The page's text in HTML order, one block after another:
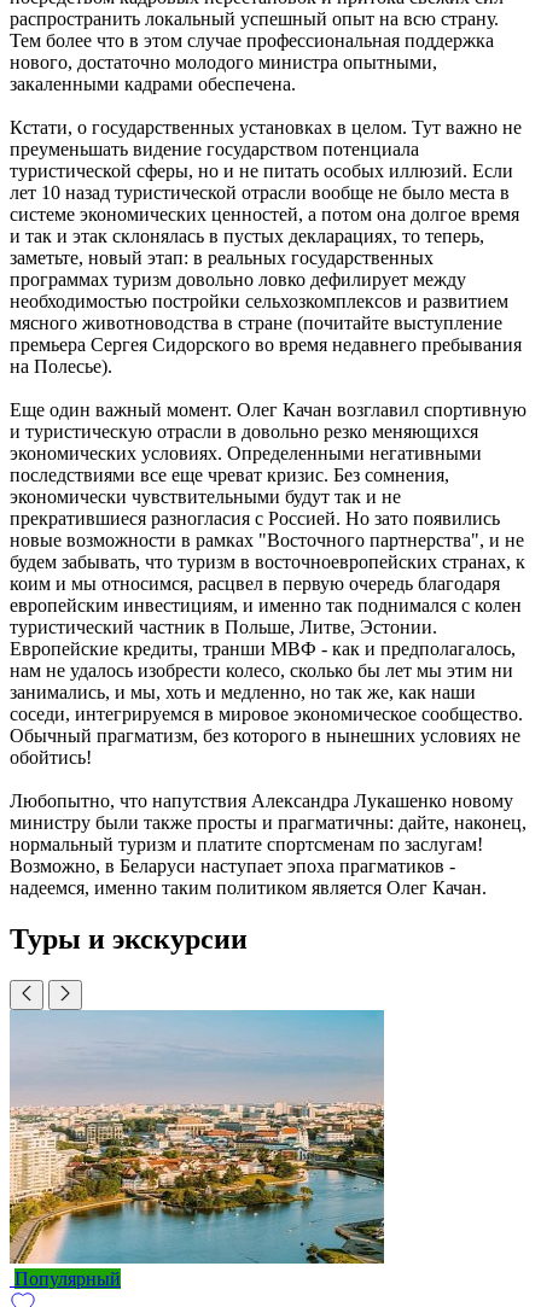
распространить локальный успешный опыт на всю страну.
Тем более что в этом случае профессиональная поддержка
нового, достаточно молодого министра опытными,
закаленными кадрами обеспечена.
Кстати, о государственных установках в целом. Тут важно не
преуменьшать видение государством потенциала
туристической сферы, но и не питать особых иллюзий. Если
лет 10 назад туристической отрасли вообще не было места в
системе экономических ценностей, а потом она долгое время
и так и этак склонялась в пустых декларациях, то теперь,
заметьте, новый этап: в реальных государственных
программах туризм довольно ловко дефилирует между
необходимостью постройки сельхозкомплексов и развитием
мясного животноводства в стране (почитайте выступление
премьера Сергея Сидорского во время недавнего пребывания
на Полесье).
Еще один важный момент. Олег Качан возглавил спортивную
и туристическую отрасли в довольно резко меняющихся
экономических условиях. Определенными негативными
последствиями все еще чреват кризис. Без сомнения,
экономически чувствительными будут так и не
прекратившиеся разногласия с Россией. Но зато появились
новые возможности в рамках "Восточного партнерства", и не
будем забывать, что туризм в восточноевропейских странах, к
коим и мы относимся, расцвел в первую очередь благодаря
европейским инвестициям, и именно так поднимался с колен
туристический частник в Польше, Литве, Эстонии.
Европейские кредиты, транши МВФ - как и предполагалось,
нам не удалось изобрести колесо, сколько бы лет мы этим ни
занимались, и мы, хоть и медленно, но так же, как наши
соседи, интегрируемся в мировое экономическое сообщество.
Обычный прагматизм, без которого в нынешних условиях не
обойтись!
Любопытно, что напутствия Александра Лукашенко новому
министру были также просты и прагматичны: дайте, наконец,
нормальный туризм и платите спортсменам по заслугам!
Возможно, в Беларуси наступает эпоха прагматиков -
надеемся, именно таким политиком является Олег Качан.
Туры и экскурсии
Популярный